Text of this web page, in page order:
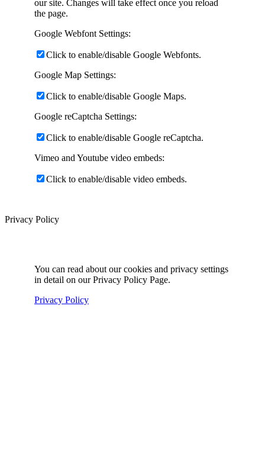
our site. Changes will take effect once you reload
the page.
Google Webfont Settings:
Click to enable/disable Google Webfonts.
Google Map Settings:
Click to enable/disable Google Maps.
Google reCaptcha Settings:
Click to enable/disable Google reCaptcha.
Vimeo and Youtube video embeds:
Click to enable/disable video embeds.
Privacy Policy
You can read about our cookies and privacy settings
in detail on our Privacy Policy Page.
Privacy Policy